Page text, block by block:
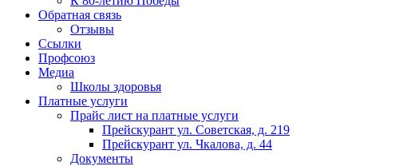
Обратная связь
Отзывы
Ссылки
Профсоюз
Медиа
Школы здоровья
Платные услуги
Прайс лист на платные услуги
Прейскурант ул. Советская, д. 219
Прейскурант ул. Чкалова, д. 44
Документы